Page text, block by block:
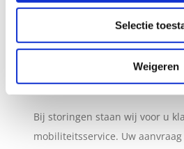
Selectie
Weigeren
De keuze voor een hulpmiddel
Wij helpen u graag bij uw juiste
24/7 storingsservice›
Bij storingen staan wij voor u
mobiliteitsservice. Uw